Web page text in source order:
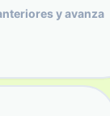
y avanza